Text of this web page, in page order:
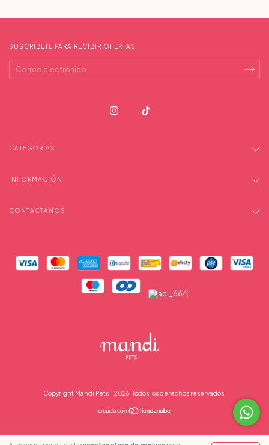
SUSCRÍBETE PARA RECIBIR OFERTAS
CATEGORÍAS
INFORMACIÓN
CONTACTÁNOS
Copyright Mandi Pets - 2026. Todos los derechos reservados.